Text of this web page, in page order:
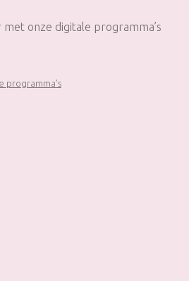
met onze digitale programma’s
programma’s